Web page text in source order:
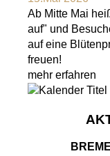
Ab Mitte Mai
auf" und
auf eine
freuen!
mehr erfahren